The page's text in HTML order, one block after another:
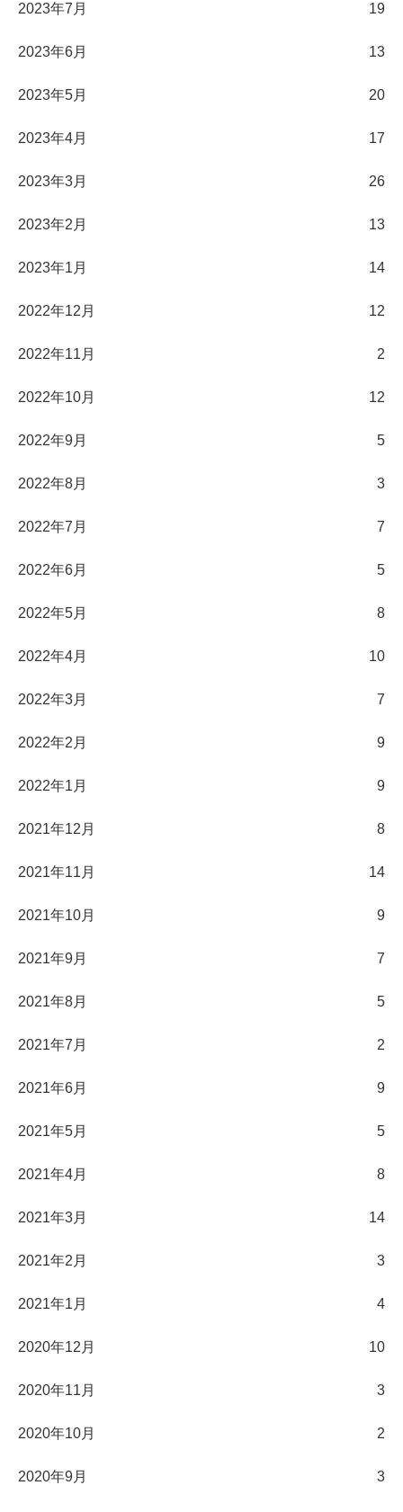
2023年7月 19
2023年6月 13
2023年5月 20
2023年4月 17
2023年3月 26
2023年2月 13
2023年1月 14
2022年12月 12
2022年11月 2
2022年10月 12
2022年9月 5
2022年8月 3
2022年7月 7
2022年6月 5
2022年5月 8
2022年4月 10
2022年3月 7
2022年2月 9
2022年1月 9
2021年12月 8
2021年11月 14
2021年10月 9
2021年9月 7
2021年8月 5
2021年7月 2
2021年6月 9
2021年5月 5
2021年4月 8
2021年3月 14
2021年2月 3
2021年1月 4
2020年12月 10
2020年11月 3
2020年10月 2
2020年9月 3